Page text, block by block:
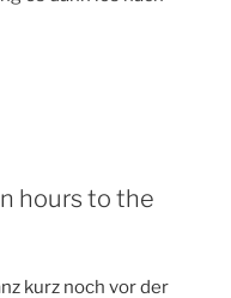
hours to the
kurz noch vor der